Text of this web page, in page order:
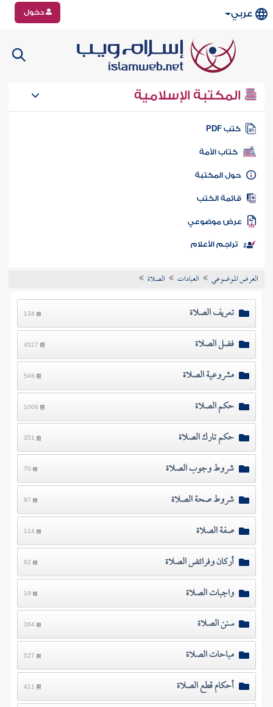
عربي دخول
المكتبة الإسلامية
كتب PDF
كتاب الأمة
المكتبة
الكتب
موضوعي
تراجم الأعلام
العرض الموضوعي العبادات الصلاة
تعريف الصلاة 134
فضل الصلاة 4527
مشروعية الصلاة 546
حكم الصلاة 1006
حكم تارك الصلاة 351
شروط وجوب الصلاة 70
شروط صحة الصلاة 97
صفة الصلاة 114
أركان وفرائض الصلاة 62
واجبات الصلاة 19
سنن الصلاة 364
مباحات الصلاة 527
أحكام قطع الصلاة 411